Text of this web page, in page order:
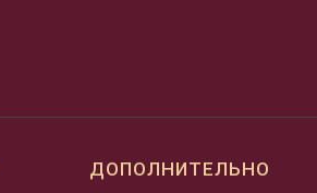
ДОПОЛНИТЕЛЬНО